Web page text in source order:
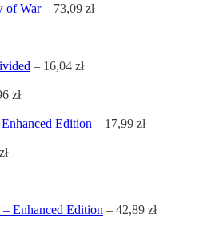
of War– 73,09 zł
– 16,04 zł
zł
Edition – 17,99 zł
Enhanced Edition – 42,89 zł